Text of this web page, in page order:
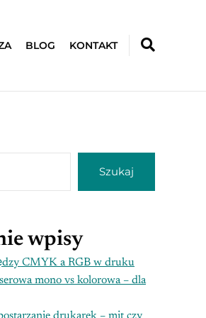
BLOG KONTAKT
Szukaj
wpisy
CMYK a RGB w druku
mono vs kolorowa – dla
drukarek – mit czy